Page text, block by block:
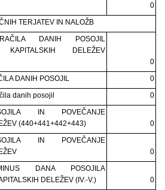
0
TERJATEV IN NALOŽB
DANIH POSOJIL
DELEŽEV
0
DANIH POSOJIL
0
danih posojil
0
IN POVEČANJE
(440+441+442+443)
0
IN POVEČANJE
0
DANA POSOJILA
DELEŽEV (IV.-V.)
0